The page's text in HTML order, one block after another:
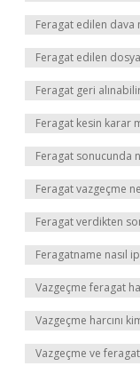
Feragat edilen dava
Feragat edilen
Feragat geri
Feragat kesin karar
Feragat sonucunda
Feragat vazgeçme
Feragat verdikten
Feragatname nasıl
Vazgeçme feragat
Vazgeçme harcını
Vazgeçme ve